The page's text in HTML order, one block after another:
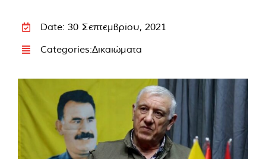
Date: 30 Σεπτεμβρίου, 2021
Categories:Δικαιώματα